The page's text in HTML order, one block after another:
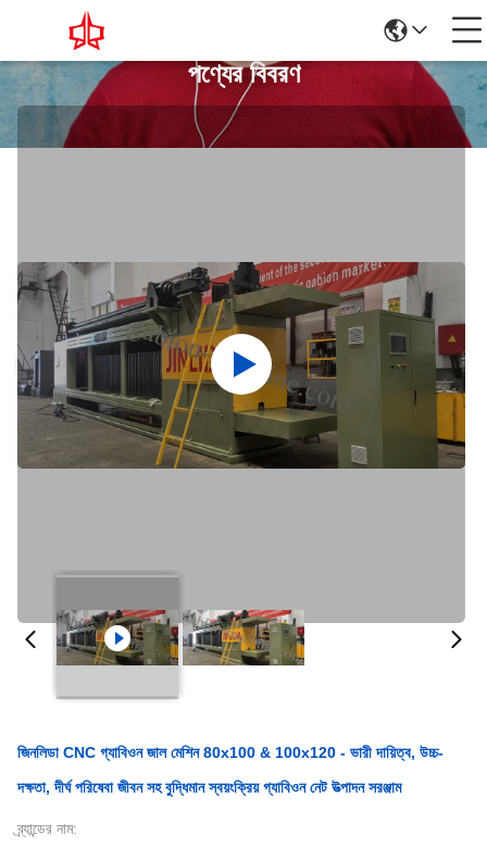
পণ্যের বিবরণ
জিনলিডা CNC গ্যাবিওন জাল মেশিন 80x100 & 100x120 - ভারী দায়িত্ব, উচ্চ-
দক্ষতা, দীর্ঘ পরিষেবা জীবন সহ বুদ্ধিমান স্বয়ংক্রিয় গ্যাবিওন নেট উত্পাদন সরঞ্জাম
ব্র্যান্ডের নাম: